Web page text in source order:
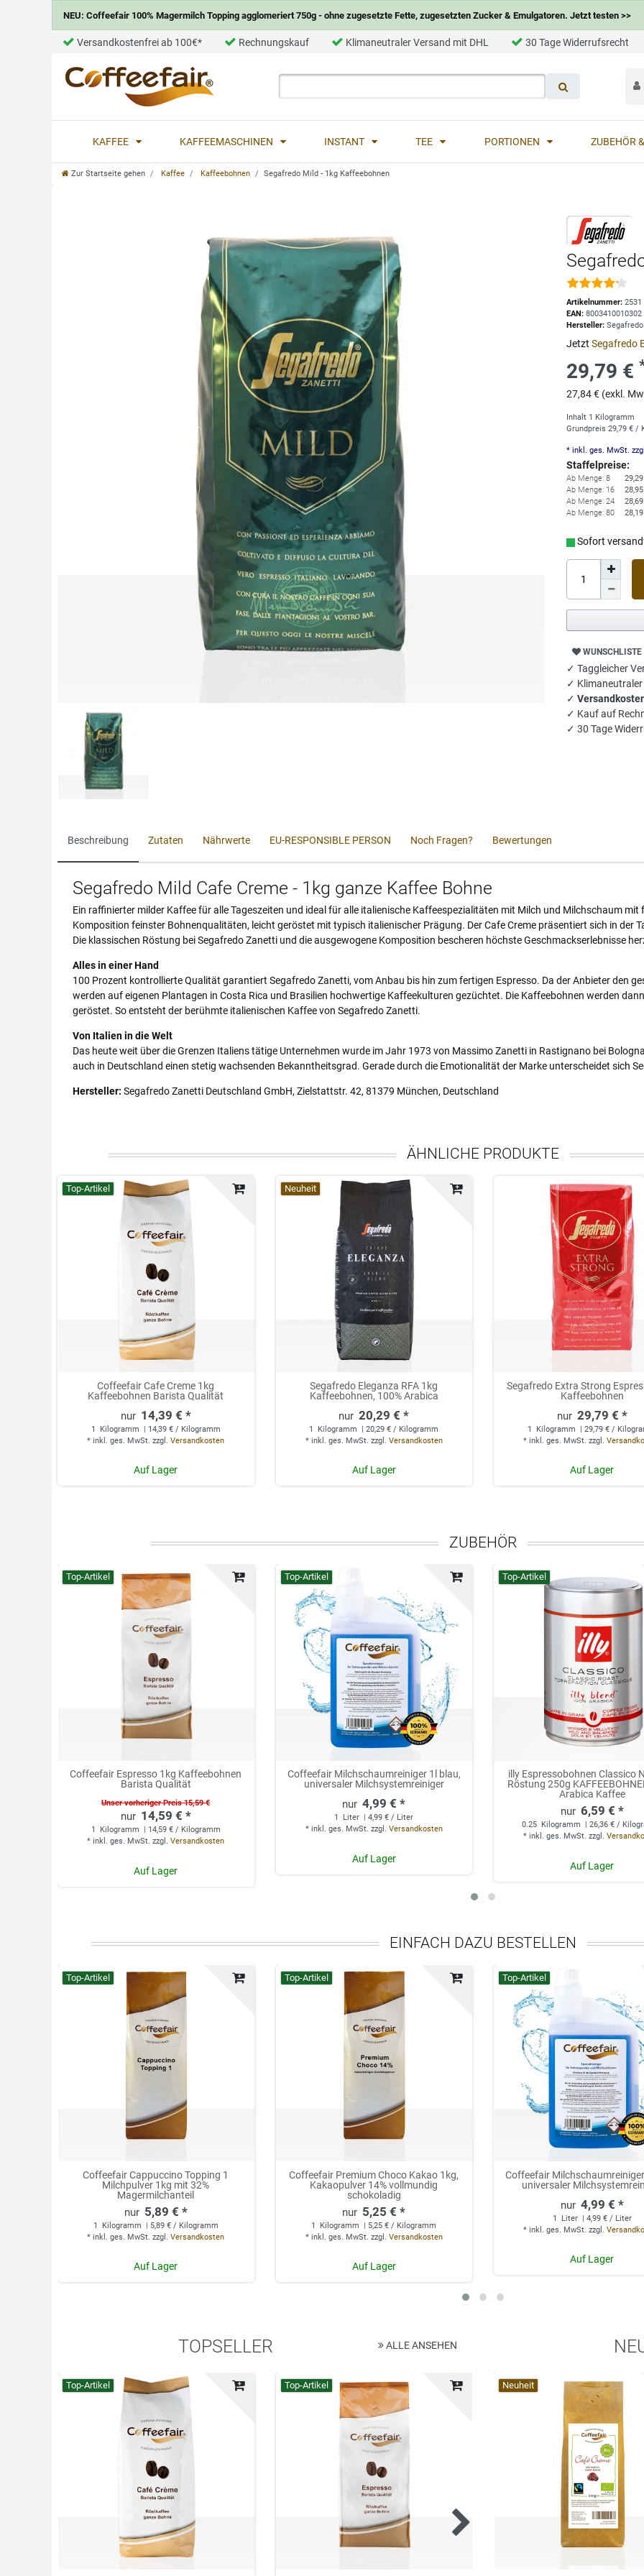
NEU: Coffeefair 100% Magermilch Topping agglomeriert 750g - ohne zugesetzte Fette, zugesetzten Zucker & Emulgatoren. Jetzt testen >>
Versandkostenfrei ab 100€* Rechnungskauf Klimaneutraler Versand mit DHL 30 Tage Widerrufsrecht
KAFFEE KAFFEEMASCHINEN INSTANT TEE PORTIONEN ZUBEHÖR
Zur Startseite gehen Kaffee Kaffeebohnen Segafredo Mild - 1kg Kaffeebohnen
Artikelnummer:2531
EAN:8003410010302
Hersteller: Segafredo
JetztSegafredo
29,79 €
27,84 € (exkl.
Inhalt 1 Kilogramm
Grundpreis29,79 € /
* inkl. ges. MwSt.
Staffelpreise:
Ab Menge: 8
Ab Menge: 16
Ab Menge: 24
Ab Menge: 80
Sofort
WUNSCHLISTE
✓ Taggleicher
✓ Klimaneutraler
✓
✓ Kauf auf
✓ 30 Tage
Beschreibung Zutaten Nährwerte EU-RESPONSIBLE PERSON Noch Fragen? Bewertungen
Segafredo Mild Cafe Creme - 1kg ganze Kaffee Bohne
Ein raffinierter milder Kaffee für alle Tageszeiten und ideal für alle italienische Kaffeespezialitäten mit Milch und Milchschaum
Komposition feinster Bohnenqualitäten, leicht geröstet mit typisch italienischer Prägung. Der Cafe Creme präsentiert sich in der
Die klassischen Röstung bei Segafredo Zanetti und die ausgewogene Komposition bescheren höchste Geschmackserlebnisse
Alles in einer Hand
100 Prozent kontrollierte Qualität garantiert Segafredo Zanetti, vom Anbau bis hin zum fertigen Espresso. Da der Anbieter den
werden auf eigenen Plantagen in Costa Rica und Brasilien hochwertige Kaffeekulturen gezüchtet. Die Kaffeebohnen werden
geröstet. So entsteht der berühmte italienischen Kaffee von Segafredo Zanetti.
Von Italien in die Welt
Das heute weit über die Grenzen Italiens tätige Unternehmen wurde im Jahr 1973 von Massimo Zanetti in Rastignano bei
auch in Deutschland einen stetig wachsenden Bekanntheitsgrad. Gerade durch die Emotionalität der Marke unterscheidet sich
Hersteller: Segafredo Zanetti Deutschland GmbH, Zielstattstr. 42, 81379 München, Deutschland
ÄHNLICHE PRODUKTE
Top-Artikel
Coffeefair Cafe Creme 1kg
Kaffeebohnen Barista Qualität
14,39 € *
1 Kilogramm
| 14,39 € / Kilogramm
*inkl. ges. MwSt. zzgl.Versandkosten
Auf Lager
Neuheit
Segafredo Eleganza RFA 1kg
Kaffeebohnen, 100% Arabica
20,29 € *
1 Kilogramm
| 20,29 € / Kilogramm
* inkl. ges. MwSt. zzgl. Versandkosten
Auf Lager
Segafredo Extra Strong
Kaffeebohnen
29,79 € *
1 Kilogramm
| 29,79 € /
*inkl. ges. MwSt. zzgl.
Auf Lager
ZUBEHÖR
Top-Artikel
Coffeefair Espresso 1kg Kaffeebohnen
Barista Qualität
Unser vorheriger Preis 15,59 €
14,59 € *
1 Kilogramm
| 14,59 € / Kilogramm
*inkl. ges. MwSt. zzgl.Versandkosten
Auf Lager
Top-Artikel
Coffeefair Milchschaumreiniger 1l blau,
universaler Milchsystemreiniger
4,99 € *
1 Liter
| 4,99 € / Liter
* inkl. ges. MwSt. zzgl. Versandkosten
Auf Lager
Top-Artikel
illy Espressobohnen Classico
Röstung 250g
Arabica Kaffee
6,59 € *
0.25 Kilogramm
| 26,36 € /
*inkl. ges. MwSt. zzgl.
Auf Lager
EINFACH DAZU BESTELLEN
Top-Artikel
Coffeefair Cappuccino Topping 1
Milchpulver 1kg mit 32%
Magermilchanteil
5,89 € *
1 Kilogramm
| 5,89 € / Kilogramm
*inkl. ges. MwSt. zzgl.Versandkosten
Auf Lager
Top-Artikel
Coffeefair Premium Choco Kakao 1kg,
Kakaopulver 14% vollmundig
schokoladig
5,25 € *
1 Kilogramm
| 5,25 € / Kilogramm
* inkl. ges. MwSt. zzgl. Versandkosten
Auf Lager
Top-Artikel
Coffeefair
universaler
4,99 € *
1 Liter | 4,99 € / Liter
*inkl. ges. MwSt. zzgl.
Auf Lager
TOPSELLER ALLE ANSEHEN
Top-Artikel Top-Artikel Top-Artikel
Neuheit